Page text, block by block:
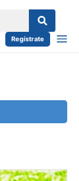
Regístrate